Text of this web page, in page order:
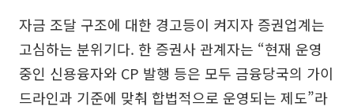
자금 조달 구조에 대한 경고등이 켜지자 증권업계는
고심하는 분위기다. 한 증권사 관계자는 “현재 운영
중인 신용융자와 CP 발행 등은 모두 금융당국의 가이
드라인과 기준에 맞춰 합법적으로 운영되는 제도”라